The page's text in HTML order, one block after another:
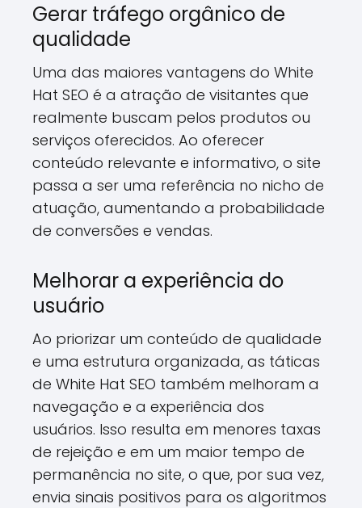
Gerar tráfego orgânico de
qualidade
Uma das maiores vantagens do White
Hat SEO é a atração de visitantes que
realmente buscam pelos produtos ou
serviços oferecidos. Ao oferecer
conteúdo relevante e informativo, o site
passa a ser uma referência no nicho de
atuação, aumentando a probabilidade
de conversões e vendas.
Melhorar a experiência do
usuário
Ao priorizar um conteúdo de qualidade
e uma estrutura organizada, as táticas
de White Hat SEO também melhoram a
navegação e a experiência dos
usuários. Isso resulta em menores taxas
de rejeição e em um maior tempo de
permanência no site, o que, por sua vez,
envia sinais positivos para os algoritmos